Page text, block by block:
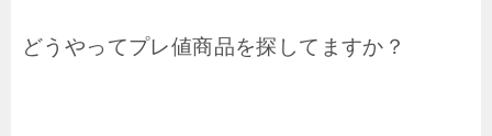
どうやってプレ値商品を探してますか？